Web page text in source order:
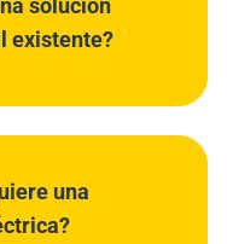
solución
existente?
una